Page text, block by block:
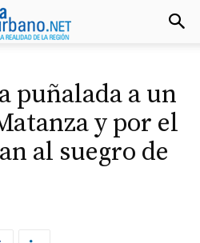
puñalada a un
y por el
al suegro de